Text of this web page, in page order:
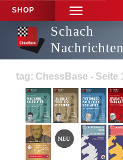
SHOP
TOGGLE
NAVIGATION
Schach
Nachrichten
tag: ChessBase - Seite